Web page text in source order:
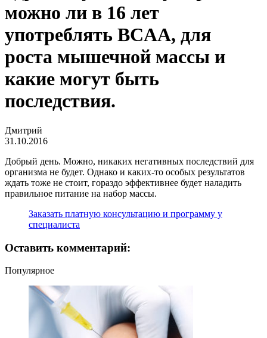
можно ли в 16 лет
употреблять BCAA, для
роста мышечной массы и
какие могут быть
последствия.
Дмитрий
31.10.2016
Добрый день. Можно, никаких негативных последствий для
организма не будет. Однако и каких-то особых результатов
ждать тоже не стоит, гораздо эффективнее будет наладить
правильное питание на набор массы.
Заказать платную консультацию и программу у
специалиста
Оставить комментарий:
Популярное